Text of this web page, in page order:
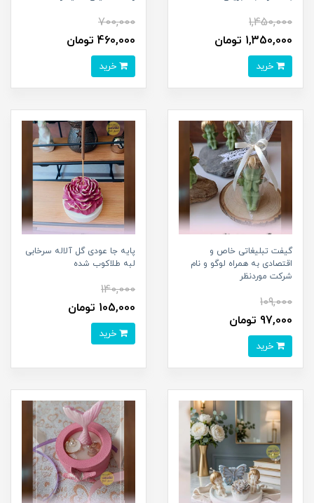
1,450,000
1,350,000 تومان
700,000
460,000 تومان
گیفت تبلیغاتی خاص و
اقتصادی به همراه لوگو و نام
شرکت موردنظر
109,000
97,000 تومان
پایه جا عودی گل آلاله سرخابی
لبه طلاکوب شده
140,000
105,000 تومان